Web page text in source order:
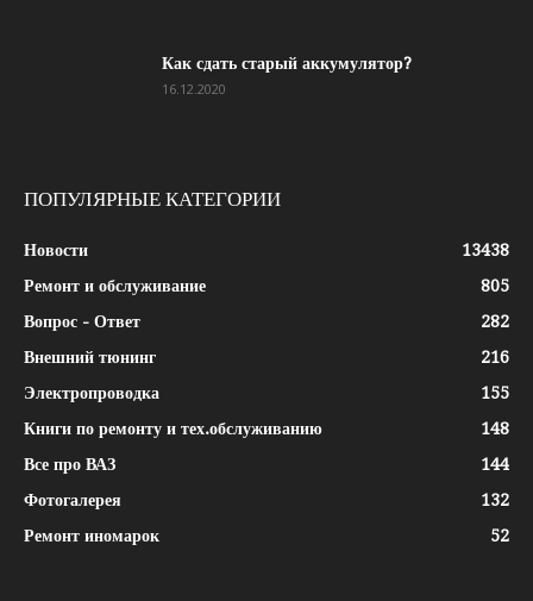
Как сдать старый аккумулятор?
16.12.2020
ПОПУЛЯРНЫЕ КАТЕГОРИИ
Новости
13438
Ремонт и обслуживание
805
Вопрос - Ответ
282
Внешний тюнинг
216
Электропроводка
155
Книги по ремонту и тех.обслуживанию
148
Все про ВАЗ
144
Фотогалерея
132
Ремонт иномарок
52